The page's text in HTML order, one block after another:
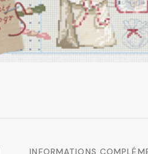
INFORMATIONS